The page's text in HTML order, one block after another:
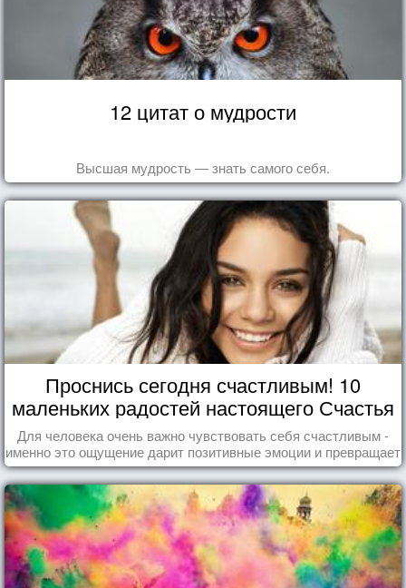
12 цитат о мудрости
Высшая мудрость — знать самого себя.
Проснись сегодня счастливым! 10
маленьких радостей настоящего Счастья
Для человека очень важно чувствовать себя счастливым -
именно это ощущение дарит позитивные эмоции и превращает
каждый день в маленький праздник.